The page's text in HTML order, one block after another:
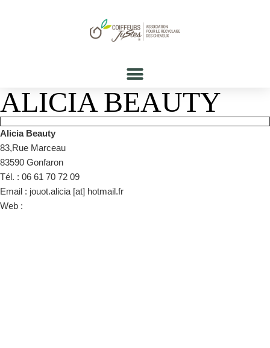
ALICIA BEAUTY
Alicia Beauty
83,Rue Marceau
83590 Gonfaron
Tél. : 06 61 70 72 09
Email : jouot.alicia [at] hotmail.fr
Web :